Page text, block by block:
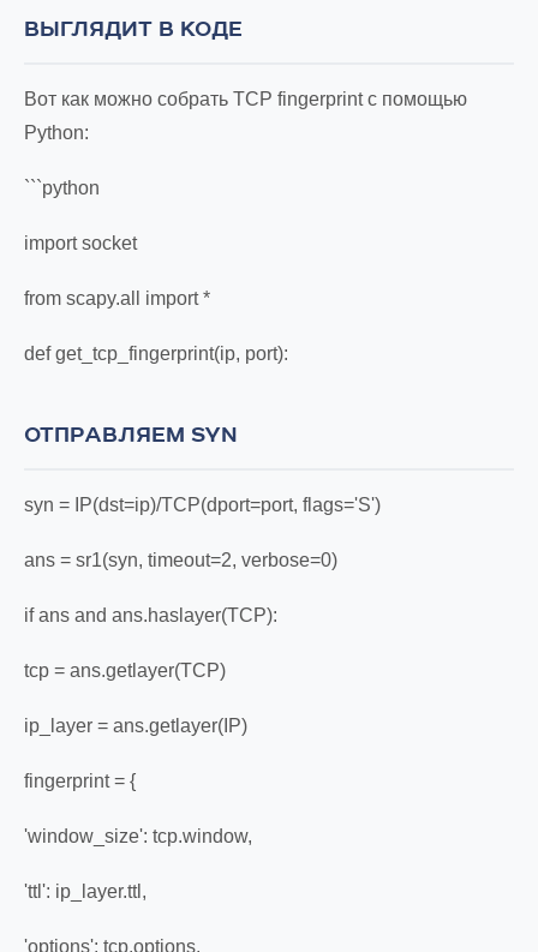
ВЫГЛЯДИТ В КОДЕ
Вот как можно собрать TCP fingerprint с помощью
Python:
```python
import socket
from scapy.all import *
def get_tcp_fingerprint(ip, port):
ОТПРАВЛЯЕМ SYN
syn = IP(dst=ip)/TCP(dport=port, flags='S')
ans = sr1(syn, timeout=2, verbose=0)
if ans and ans.haslayer(TCP):
tcp = ans.getlayer(TCP)
ip_layer = ans.getlayer(IP)
fingerprint = {
'window_size': tcp.window,
'ttl': ip_layer.ttl,
'options': tcp.options,